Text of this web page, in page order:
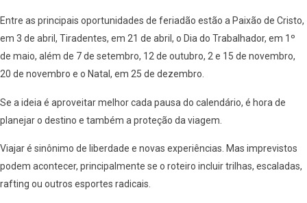
Entre as principais oportunidades de feriadão estão a Paixão de Cristo,
em 3 de abril, Tiradentes, em 21 de abril, o Dia do Trabalhador, em 1º
de maio, além de 7 de setembro, 12 de outubro, 2 e 15 de novembro,
20 de novembro e o Natal, em 25 de dezembro.
Se a ideia é aproveitar melhor cada pausa do calendário, é hora de
planejar o destino e também a proteção da viagem.
Viajar é sinônimo de liberdade e novas experiências. Mas imprevistos
podem acontecer, principalmente se o roteiro incluir trilhas, escaladas,
rafting ou outros esportes radicais.